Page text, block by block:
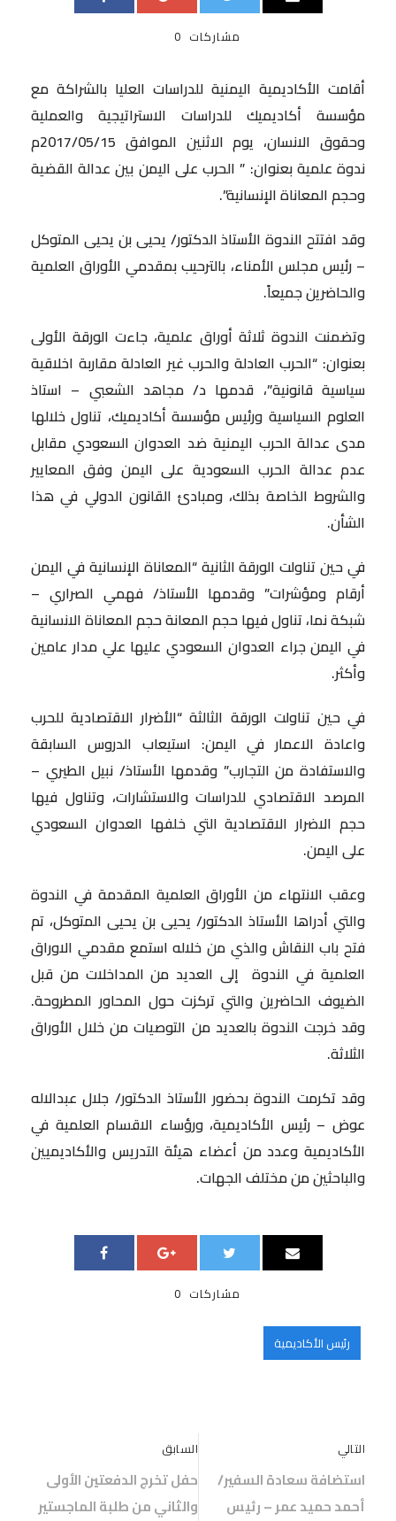
0 مشاركات
أقامت الأكاديمية اليمنية للدراسات العليا بالشراكة مع
مؤسسة أكاديميك للدراسات الاستراتيجية والعملية
وحقوق الانسان، يوم الاثنين الموافق 2017/05/15م
ندوة علمية بعنوان: ” الحرب على اليمن بين عدالة القضية
وحجم المعاناة الإنسانية”.
وقد افتتح الندوة الأستاذ الدكتور/ يحيى بن يحيى المتوكل
– رئيس مجلس الأمناء، بالترحيب بمقدمي الأوراق العلمية
والحاضرين جميعاً.
وتضمنت الندوة ثلاثة أوراق علمية، جاءت الورقة الأولى
بعنوان: “الحرب العادلة والحرب غير العادلة مقاربة اخلاقية
سياسية قانونية”، قدمها د/ مجاهد الشعبي – استاذ
العلوم السياسية ورئيس مؤسسة أكاديميك، تناول خلالها
مدى عدالة الحرب اليمنية ضد العدوان السعودي مقابل
عدم عدالة الحرب السعودية على اليمن وفق المعايير
والشروط الخاصة بذلك، ومبادئ القانون الدولي في هذا
الشأن.
في حين تناولت الورقة الثانية “المعاناة الإنسانية في اليمن
أرقام ومؤشرات” وقدمها الأستاذ/ فهمي الصراري –
شبكة نما، تناول فيها حجم المعانة حجم المعاناة الانسانية
في اليمن جراء العدوان السعودي عليها علي مدار عامين
وأكثر.
في حين تناولت الورقة الثالثة “الأضرار الاقتصادية للحرب
واعادة الاعمار في اليمن: استيعاب الدروس السابقة
والاستفادة من التجارب” وقدمها الأستاذ/ نبيل الطيري –
المرصد الاقتصادي للدراسات والاستشارات، وتناول فيها
حجم الاضرار الاقتصادية التي خلفها العدوان السعودي
على اليمن.
وعقب الانتهاء من الأوراق العلمية المقدمة في الندوة
والتي أدراها الأستاذ الدكتور/ يحيى بن يحيى المتوكل، تم
فتح باب النقاش والذي من خلاله استمع مقدمي الاوراق
العلمية في الندوة إلى العديد من المداخلات من قبل
الضيوف الحاضرين والتي تركزت حول المحاور المطروحة.
وقد خرجت الندوة بالعديد من التوصيات من خلال الأوراق
الثلاثة.
وقد تكرمت الندوة بحضور الأستاذ الدكتور/ جلال عبدالاله
عوض – رئيس الأكاديمية، ورؤساء الاقسام العلمية في
الأكاديمية وعدد من أعضاء هيئة التدريس والأكاديميين
والباحثين من مختلف الجهات.
0 مشاركات
رئيس الأكاديمية
السابق
حفل تخرج الدفعتين الأولى
والثاني من طلبة الماجستير
التالي
استضافة سعادة السفير/
أحمد حميد عمر – رئيس